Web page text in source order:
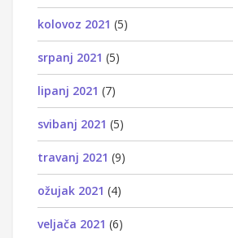
kolovoz 2021 (5)
srpanj 2021 (5)
lipanj 2021 (7)
svibanj 2021 (5)
travanj 2021 (9)
ožujak 2021 (4)
veljača 2021 (6)